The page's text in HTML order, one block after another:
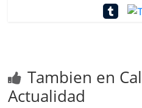
Tambien en
Actualidad